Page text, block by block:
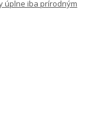
úplne iba prírodným